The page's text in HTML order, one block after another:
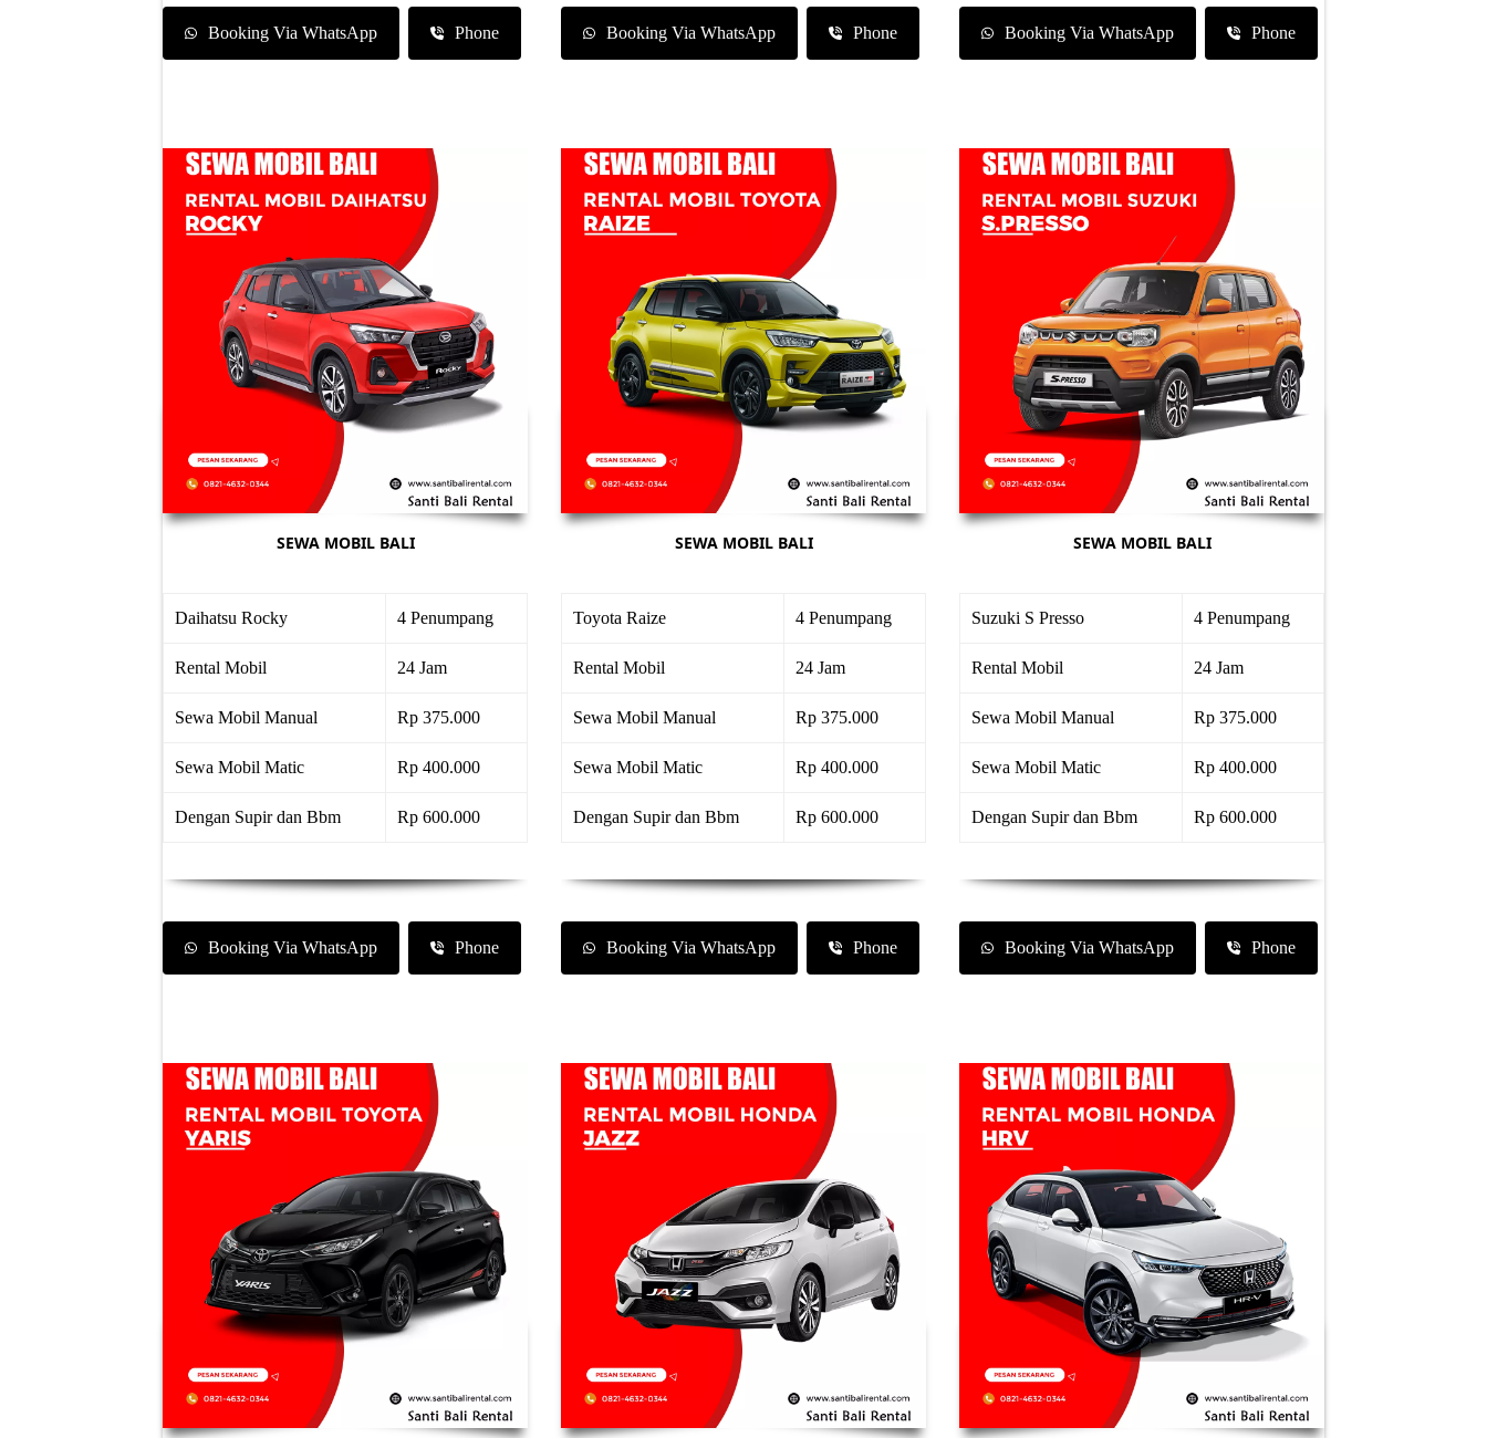
Booking Via WhatsApp Phone Booking Via WhatsApp Phone Booking Via WhatsApp Phone
SEWA MOBIL BALI
Daihatsu Rocky 4 Penumpang
Rental Mobil 24 Jam
Sewa Mobil Manual Rp 375.000
Sewa Mobil Matic Rp 400.000
Dengan Supir dan Bbm Rp 600.000
Booking Via WhatsApp Phone
SEWA MOBIL BALI
Toyota Raize 4 Penumpang
Rental Mobil 24 Jam
Sewa Mobil Manual Rp 375.000
Sewa Mobil Matic Rp 400.000
Dengan Supir dan Bbm Rp 600.000
Booking Via WhatsApp Phone
SEWA MOBIL BALI
Suzuki S Presso 4 Penumpang
Rental Mobil 24 Jam
Sewa Mobil Manual Rp 375.000
Sewa Mobil Matic Rp 400.000
Dengan Supir dan Bbm Rp 600.000
Booking Via WhatsApp Phone